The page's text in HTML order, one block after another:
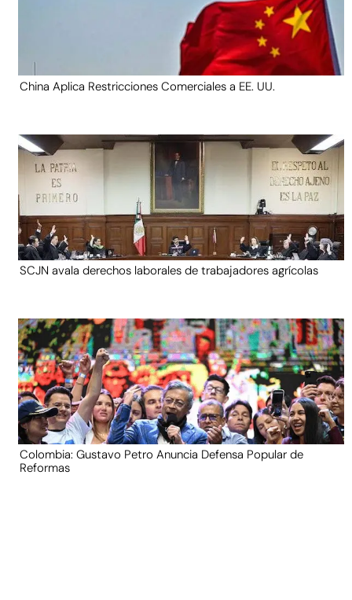
China Aplica Restricciones Comerciales a EE. UU.
SCJN avala derechos laborales de trabajadores agrícolas
Colombia: Gustavo Petro Anuncia Defensa Popular de
Reformas